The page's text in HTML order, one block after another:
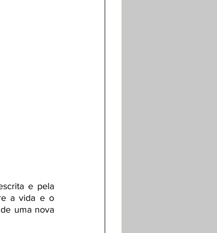
e pela
a vida e o
uma nova